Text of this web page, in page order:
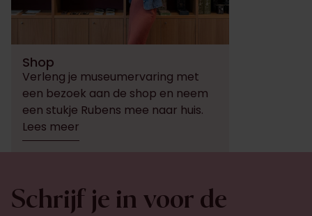
Shop
Verleng je museumervaring met
een bezoek aan de shop en neem
een stukje Rubens mee naar huis.
Lees meer
Schrijf je in voor de